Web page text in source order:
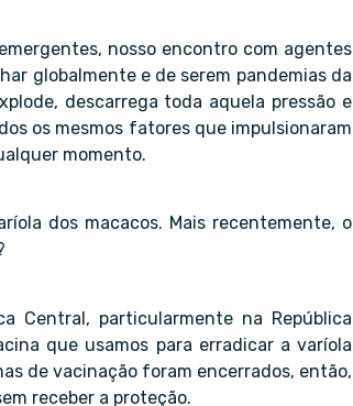
nosso encontro com agentes
globalmente e de serem pandemias da
descarrega toda aquela pressão e
os mesmos fatores que impulsionaram
momento.
dos macacos. Mais recentemente, o
Central, particularmente na República
que usamos para erradicar a varíola
de vacinação foram encerrados, então,
receber a proteção.